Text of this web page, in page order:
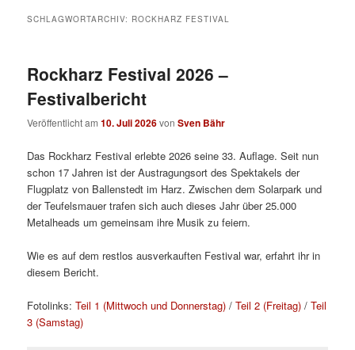
SCHLAGWORTARCHIV: ROCKHARZ FESTIVAL
Rockharz Festival 2026 –
Festivalbericht
Veröffentlicht am10. Juli 2026vonSven Bähr
Das Rockharz Festival erlebte 2026 seine 33. Auflage. Seit nun
schon 17 Jahren ist der Austragungsort des Spektakels der
Flugplatz von Ballenstedt im Harz. Zwischen dem Solarpark und
der Teufelsmauer trafen sich auch dieses Jahr über 25.000
Metalheads um gemeinsam ihre Musik zu feiern.
Wie es auf dem restlos ausverkauften Festival war, erfahrt ihr in
diesem Bericht.
Fotolinks:Teil 1 (Mittwoch und Donnerstag) /Teil 2 (Freitag) /Teil
3 (Samstag)